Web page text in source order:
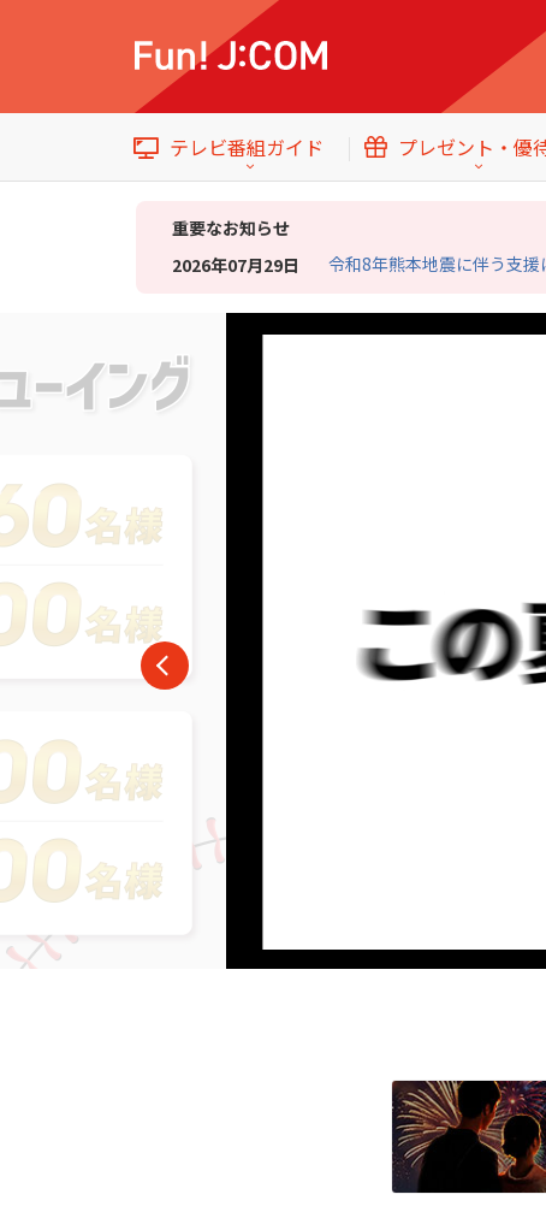
テレビ番組ガイド プレゼント・優
テレビ番組ガイド
番組ジャンル
重要なお知らせ
2026年07月29日
令和8年熊本地震に伴う支援